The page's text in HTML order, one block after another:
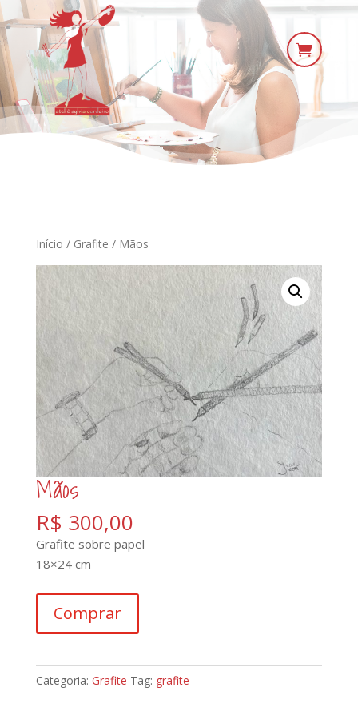

Início / Grafite / Mãos
Mãos
R$ 300,00
Grafite sobre papel
18×24 cm
quantidade
Comprar
Categoria: Grafite Tag: grafite